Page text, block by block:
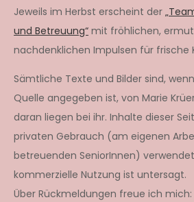
Jeweils im Herbst erscheint der
und Betreuung“ mit fröhlichen,
nachdenklichen Impulsen für frische
Sämtliche Texte und Bilder sind,
Quelle angegeben ist, von Marie
daran liegen bei ihr. Inhalte dieser
privaten Gebrauch (am eigenen
betreuenden SeniorInnen)
kommerzielle Nutzung ist untersagt.
Über Rückmeldungen freue ich